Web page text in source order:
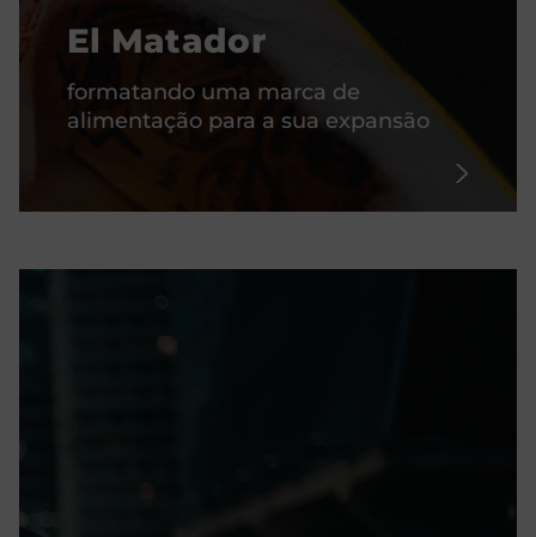
El Matador
formatando uma marca de
alimentação para a sua expansão